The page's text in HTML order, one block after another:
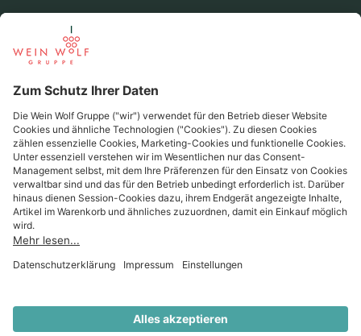
Beliebte Regionen
Beliebte Produzenten
Wein Wolf
Wein Wolf GmbH